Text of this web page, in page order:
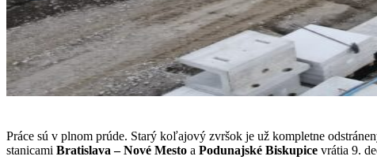
Práce sú v plnom prúde. Starý koľajový zvršok je už kompletne
stanicami Bratislava – Nové Mesto a Podunajské Biskupice vrátia 9.